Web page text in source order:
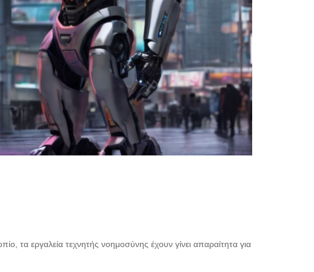
τα εργαλεία τεχνητής νοημοσύνης έχουν γίνει απαραίτητα για